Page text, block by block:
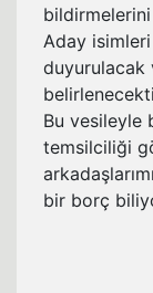
Aday
duyurulacak
Bu vesileyle
temsilciliği
bir borç